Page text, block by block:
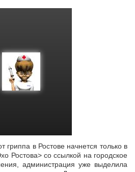
гриппа в Ростове начнется только в
Ростова> со ссылкой на городское
администрация уже выделила